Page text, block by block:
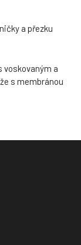
a přezku
voskovaným a
s membránou